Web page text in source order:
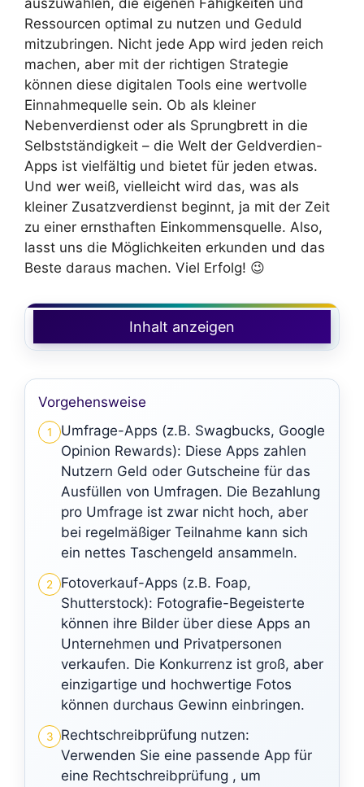
auszuwählen, die eigenen Fähigkeiten und
Ressourcen optimal zu nutzen und Geduld
mitzubringen. Nicht jede App wird jeden reich
machen, aber mit der richtigen Strategie
können diese digitalen Tools eine wertvolle
Einnahmequelle sein. Ob als kleiner
Nebenverdienst oder als Sprungbrett in die
Selbstständigkeit – die Welt der Geldverdien-
Apps ist vielfältig und bietet für jeden etwas.
Und wer weiß, vielleicht wird das, was als
kleiner Zusatzverdienst beginnt, ja mit der Zeit
zu einer ernsthaften Einkommensquelle. Also,
lasst uns die Möglichkeiten erkunden und das
Beste daraus machen. Viel Erfolg! 😉
Inhalt anzeigen
Vorgehensweise
1
Umfrage-Apps (z.B. Swagbucks, Google
Opinion Rewards): Diese Apps zahlen
Nutzern Geld oder Gutscheine für das
Ausfüllen von Umfragen. Die Bezahlung
pro Umfrage ist zwar nicht hoch, aber
bei regelmäßiger Teilnahme kann sich
ein nettes Taschengeld ansammeln.
2
Fotoverkauf-Apps (z.B. Foap,
Shutterstock): Fotografie-Begeisterte
können ihre Bilder über diese Apps an
Unternehmen und Privatpersonen
verkaufen. Die Konkurrenz ist groß, aber
einzigartige und hochwertige Fotos
können durchaus Gewinn einbringen.
3
Rechtschreibprüfung nutzen:
Verwenden Sie eine passende App für
eine Rechtschreibprüfung , um